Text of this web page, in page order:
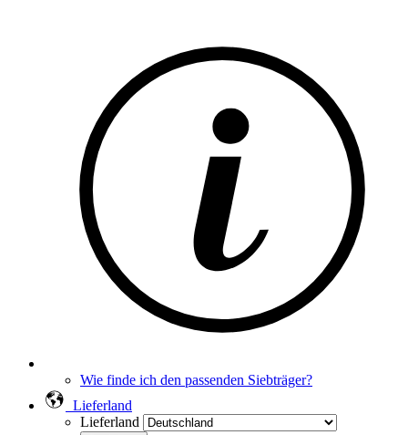
Wie finde ich den passenden Siebträger?
Lieferland
Lieferland